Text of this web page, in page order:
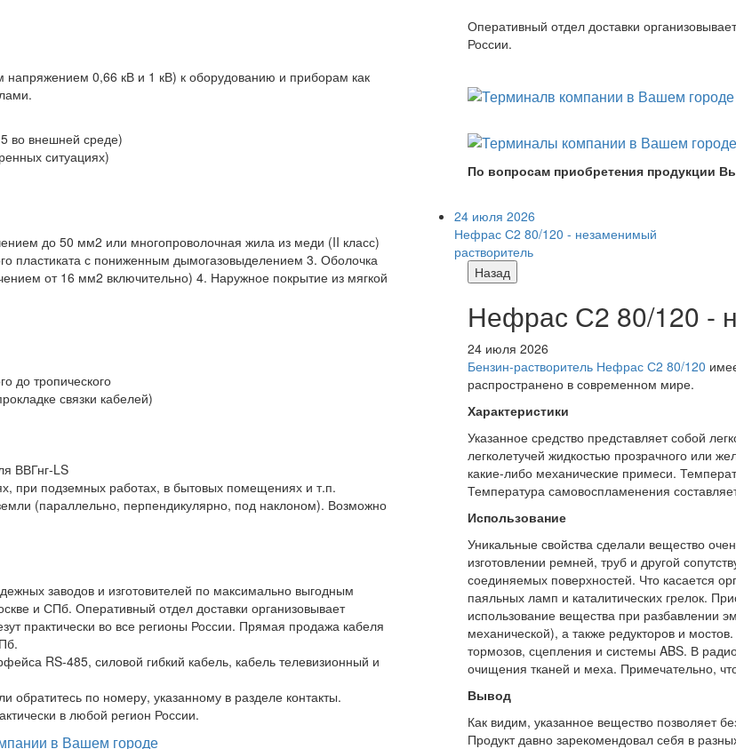
напряжением 0,66 кВ и 1 кВ) к оборудованию и приборам как
во внешней среде)
ситуациях)
до 50 мм2 или многопроволочная жила из меди (II класс)
пластиката с пониженным дымогазовыделением 3. Оболочка
от 16 мм2 включительно) 4. Наружное покрытие из мягкой
до тропического
связки кабелей)
ВВГнг-LS
при подземных работах, в бытовых помещениях и т.п.
(параллельно, перпендикулярно, под наклоном). Возможно
заводов и изготовителей по максимально выгодным
и СПб. Оперативный отдел доставки организовывает
практически во все регионы России. Прямая продажа кабеля
RS-485, силовой гибкий кабель, кабель телевизионный и
обратитесь по номеру, указанному в разделе контакты.
в любой регион России.
Оперативный отдел доставки
России.
По вопросам приобретения продукции
24 июля 2026
Нефрас С2 80/120 - незаменимый
растворитель
Назад
Нефрас С2 80/120 -
24 июля 2026
Бензин-растворитель Нефрас С2 80/120
распространено в современном мире.
Характеристики
Указанное средство представляет собой
легколетучей жидкостью прозрачного или
какие-либо механические примеси.
Температура самовоспламенения
Использование
Уникальные свойства сделали вещество
изготовлении ремней, труб и другой
соединяемых поверхностей. Что касается
паяльных ламп и каталитических грелок.
использование вещества при разбавлении
механической), а также редукторов и
тормозов, сцепления и системы ABS. В
очищения тканей и меха. Примечательно,
Вывод
Как видим, указанное вещество позволяет
Продукт давно зарекомендовал себя в